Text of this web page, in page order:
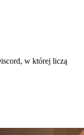
w której liczą